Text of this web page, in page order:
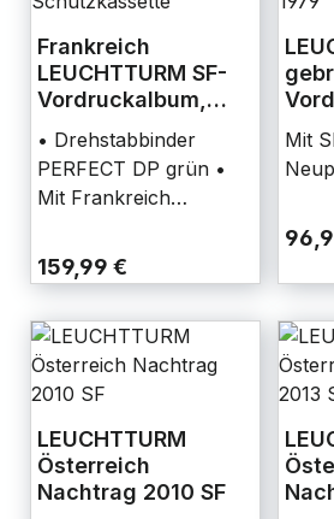
Frankreich
LEUCHTTURM SF-
Vordruckalbum,
• Drehstabbinder
PERFECT DP grün •
Mit Frankreich
Goldener
Rückenbeschriftung
159,99 €
Mit
LEUCHTTURM
Österreich
Nachtrag 2010 SF